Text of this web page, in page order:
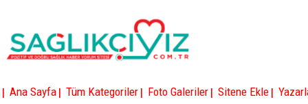
| Ana Sayfa | Tüm Kategoriler | Foto Galeriler | Sitene Ekle |